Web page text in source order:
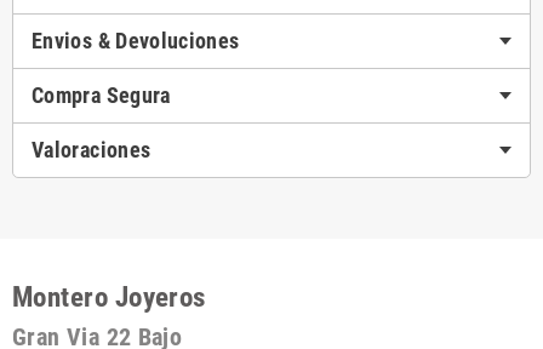
Envios & Devoluciones
Compra Segura
Valoraciones
Montero Joyeros
Gran Via 22 Bajo